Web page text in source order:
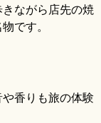
ながら店先の焼
です。
や香りも旅の体験